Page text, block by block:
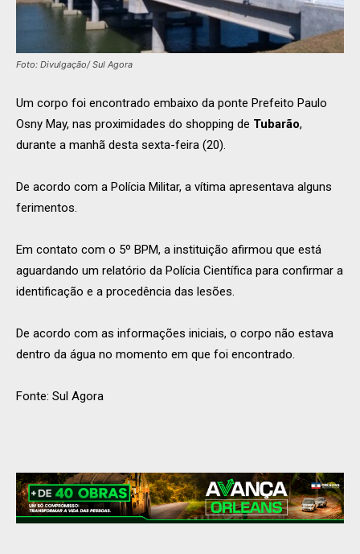
Foto: Divulgação/ Sul Agora
Um corpo foi encontrado embaixo da ponte Prefeito Paulo
Osny May, nas proximidades do shopping de Tubarão,
durante a manhã desta sexta-feira (20).
De acordo com a Polícia Militar, a vítima apresentava alguns
ferimentos.
Em contato com o 5º BPM, a instituição afirmou que está
aguardando um relatório da Polícia Científica para confirmar a
identificação e a procedência das lesões.
De acordo com as informações iniciais, o corpo não estava
dentro da água no momento em que foi encontrado.
Fonte: Sul Agora